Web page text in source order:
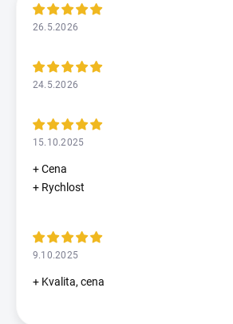
26.5.2026
24.5.2026
15.10.2025
+ Cena
+ Rychlost
9.10.2025
+ Kvalita, cena